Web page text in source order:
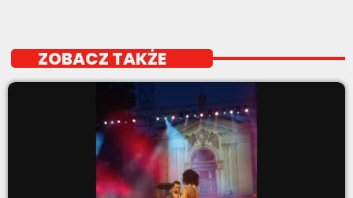
ZOBACZ TAKŻE